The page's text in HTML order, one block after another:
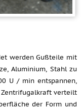
werden Gußteile mit
Aluminium, Stahl zu
U / min entspannen,
Zentrifugalkraft verteilt
der Form und